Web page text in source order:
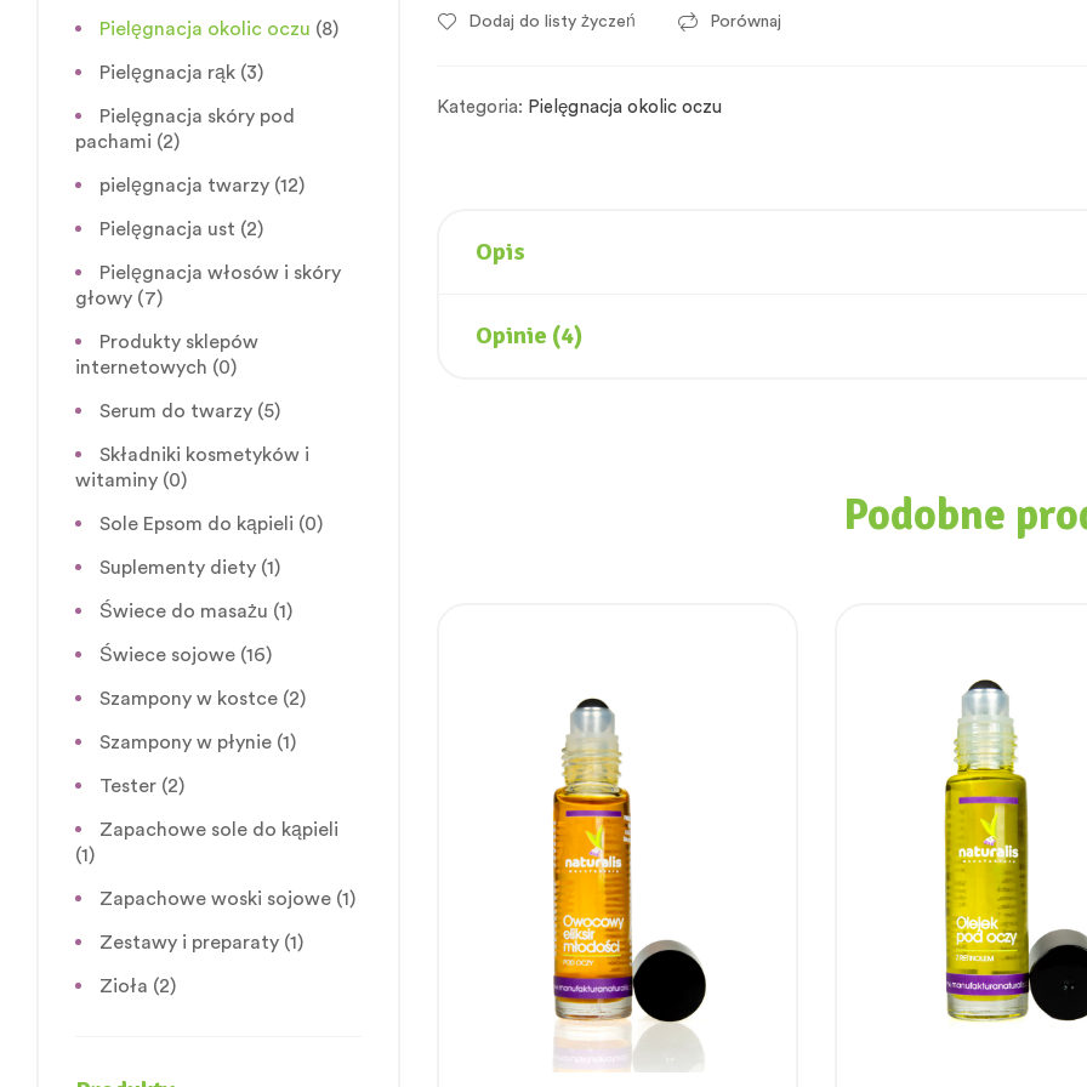
Dodaj do listy życzeń Porównaj
Kategoria: Pielęgnacja okolic oczu
Opis
Opinie (4)
Podobne
Pielęgnacja okolic oczu (8)
Pielęgnacja rąk (3)
Pielęgnacja skóry pod
pachami (2)
pielęgnacja twarzy (12)
Pielęgnacja ust (2)
Pielęgnacja włosów i skóry
głowy (7)
Produkty sklepów
internetowych (0)
Serum do twarzy (5)
Składniki kosmetyków i
witaminy (0)
Sole Epsom do kąpieli (0)
Suplementy diety (1)
Świece do masażu (1)
Świece sojowe (16)
Szampony w kostce (2)
Szampony w płynie (1)
Tester (2)
Zapachowe sole do kąpieli
(1)
Zapachowe woski sojowe (1)
Zestawy i preparaty (1)
Zioła (2)